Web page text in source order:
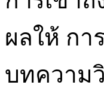
ผลให้ กา
บทความ